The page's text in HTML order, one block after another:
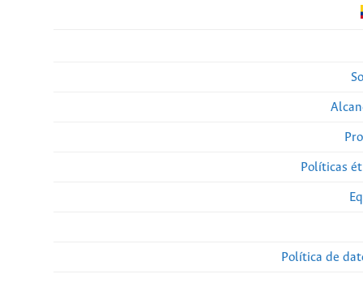
Políticas
Política de